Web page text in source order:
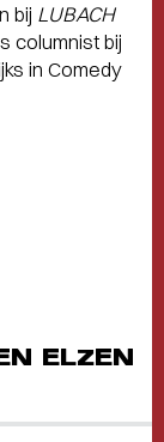
bij LUBACH
columnist bij
in Comedy
ELZEN